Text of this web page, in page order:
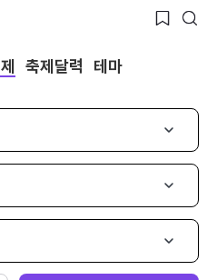
축제달력 테마